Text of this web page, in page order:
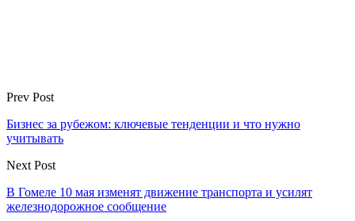
Prev Post
Бизнес за рубежом: ключевые тенденции и что нужно
учитывать
Next Post
В Гомеле 10 мая изменят движение транспорта и усилят
железнодорожное сообщение